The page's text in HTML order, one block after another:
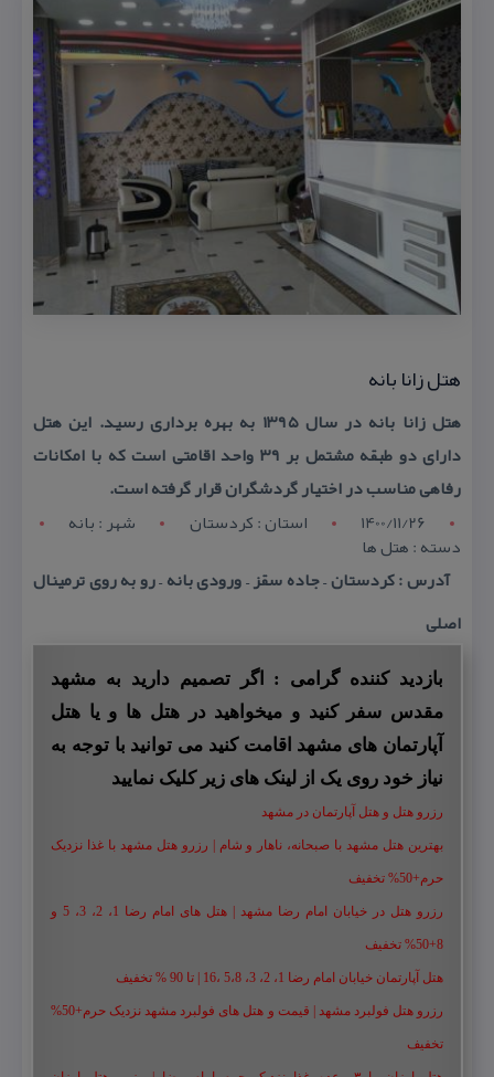
هتل زانا بانه
هتل زانا بانه در سال ۱۳۹۵ به بهره برداری رسید. این هتل
دارای دو طبقه مشتمل بر ۳۹ واحد اقامتی است كه با امكانات
رفاهی مناسب در اختیار گردشگران قرار گرفته است.
1400/11/26
استان : کردستان شهر : بانه
دسته : هتل ها
آدرس : كردستان – جاده سقز – ورودی بانه – رو به روی ترمینال
اصلی
بازدید کننده گرامی : اگر تصمیم دارید به مشهد
مقدس سفر کنید و میخواهید در هتل ها و یا هتل
آپارتمان های مشهد اقامت کنید می توانید با توجه به
نیاز خود روی یک از لینک های زیر کلیک نمایید
رزرو هتل و هتل آپارتمان در مشهد
بهترین هتل مشهد با صبحانه، ناهار و شام | رزرو هتل مشهد با غذا نزدیک
حرم+50% تخفیف
رزرو هتل در خیابان امام رضا مشهد | هتل‌ های امام رضا 1، 2، 3، 5 و
8+50% تخفیف
هتل آپارتمان خیابان امام رضا 1، 2، 3، 5،8 ،16 | تا 90 % تخفیف
رزرو هتل فولبرد مشهد | قیمت و هتل های فولبرد مشهد نزدیک حرم+50%
تخفیف